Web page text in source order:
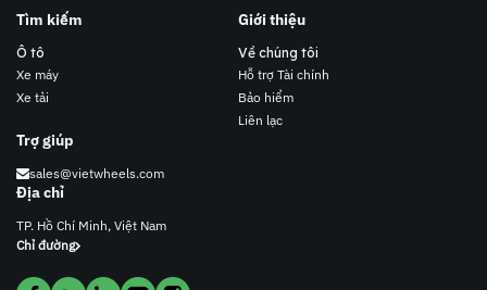
Tìm kiếm
Ô tô
Xe máy
Xe tải
Giới thiệu
Về chúng tôi
Hỗ trợ Tài chính
Bảo hiểm
Liên lạc
Địa chỉ
TP. Hồ Chí Minh, Việt Nam
Chỉ đường
Trợ giúp
sales@vietwheels.com